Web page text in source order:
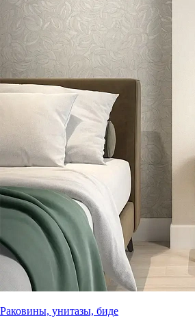
Раковины, унитазы, биде